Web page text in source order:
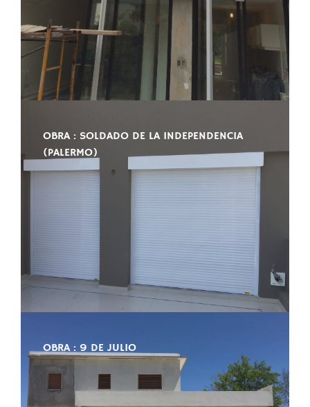
OBRA : SOLDADO DE LA INDEPENDENCIA
(PALERMO)
OBRA : 9 DE JULIO